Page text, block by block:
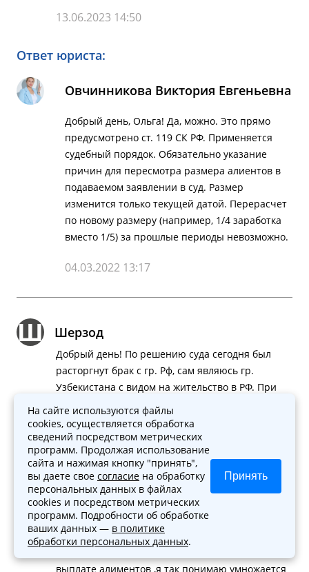
13.06.2023 14:50
Ответ юриста:
Овчинникова Виктория Евгеньевна
Добрый день, Ольга! Да, можно. Это прямо
предусмотрено ст. 119 СК РФ. Применяется
судебный порядок. Обязательно указание
причин для пересмотра размера алиентов в
подаваемом заявлении в суд. Размер
изменится только текущей датой. Перерасчет
по новому размеру (например, 1/4 заработка
вместо 1/5) за прошлые периоды невозможно.
04.03.2022 13:17
Ш Шерзод
Добрый день! По решению суда сегодня был
расторгнут брак с гр. Рф, сам являюсь гр.
Узбекистана с видом на жительство в РФ. При
заявлении на расторжение брака от бывшей
жены было обращение и по выплате алиментов
на несовершеннолетнего ребенка, с чем я
полностью согласен. Но не согласен с суммой
которую указала бывшая жена. Могу ли я сам
подать заявление в суд о несогласии суммы
алиментов? И сделать это лично? Так как не
имею достаточно средств для оплаты юриста. И
какова вероятность ,что суд примет мою
выплате алиментов ,я так понимаю умножается
На сайте используются файлы
cookies, осуществляется обработка
сведений посредством метрических
программ. Продолжая использование
сайта и нажимая кнопку "принять",
вы даете свое согласие на обработку
персональных данных в файлах
cookies и посредством метрических
программ. Подробности об обработке
ваших данных — в политике
обработки персональных данных.
Принять